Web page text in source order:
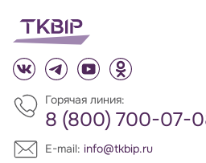
Горячая линия:
8 (800) 700-07-
E-mail: info@tkbip.ru